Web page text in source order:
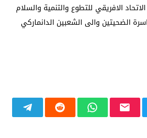
الافريقي للتطوع والتنمية والسلام
الضحيتين والى الشعبين الدانماركي